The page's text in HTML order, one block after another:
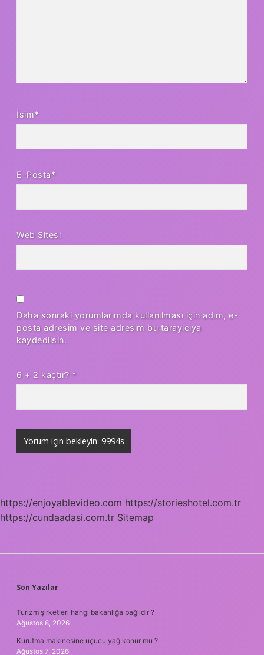
İsim*
E-Posta*
Web Sitesi
Daha sonraki yorumlarımda kullanılması için adım, e-
posta adresim ve site adresim bu tarayıcıya
kaydedilsin.
6 + 2 kaçtır? *
https://enjoyablevideo.com https://storieshotel.com.tr
https://cundaadasi.com.tr Sitemap
SIDEBAR
Son Yazılar
Turizm şirketleri hangi bakanlığa bağlıdır ?
Ağustos 8, 2026
Kurutma makinesine uçucu yağ konur mu ?
Ağustos 7, 2026